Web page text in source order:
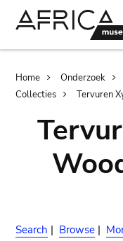
Home Onderzoek
Collecties
Tervuren
Search | Browse |